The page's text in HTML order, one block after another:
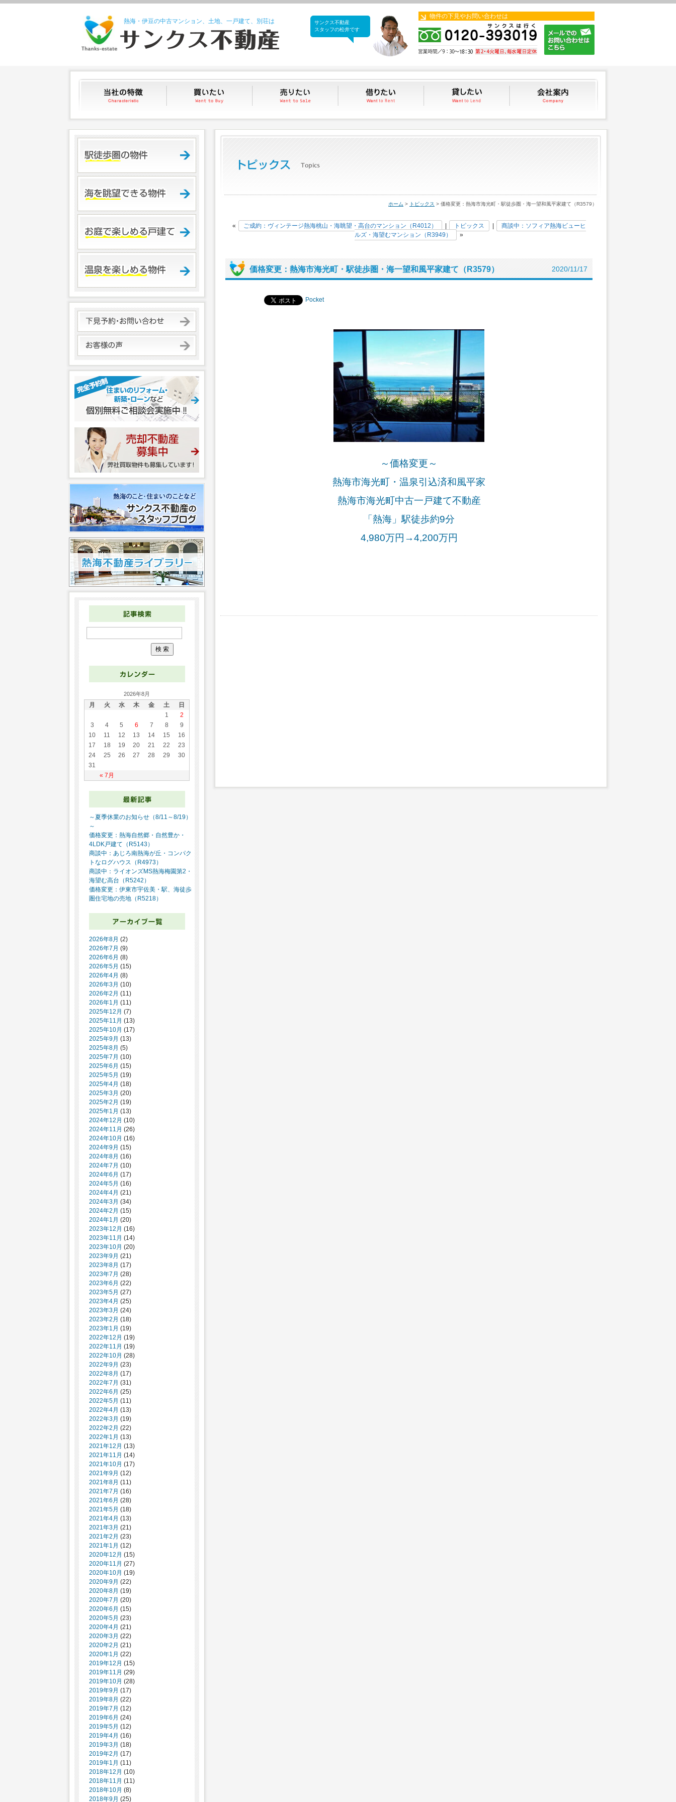
熱海・伊豆の中古マンション、土地、一戸建て、別荘は
サンクス不動産
サンクス不動産
スタッフの松井です
物件の下見やお問い合わせは
当社の特徴 買いたい 売りたい 借りたい 貸したい
ホーム > トピックス > 価格変更：熱海市海光町・駅徒歩圏・海一望和風平家建て（R3579）
« ご成約：ヴィンテージ熱海桃山・海眺望・高台のマンション（R4012） トピックス
商談中：ソフィア熱海ビューヒ
ルズ・海望むマンション（R3949）
»
価格変更：熱海市海光町・駅徒歩圏・海一望和風平家建て（R3579） 2020/11/17
Pocket
～価格変更～
熱海市海光町・温泉引込済和風平家
熱海市海光町中古一戸建て不動産
「熱海」駅徒歩約9分
4,980万円→4,200万円
2026年8月
月 火 水 木 金 土 日
« 7月
1
2
3
4 5 6 7 8
9
10
11 12 13 14 15
16
17
18 19 20 21 22
23
24
25 26 27 28 29
30
31
～夏季休業のお知らせ（8/11～8/19）
～
価格変更：熱海自然郷・自然豊か・
4LDK戸建て（R5143）
商談中：あじろ南熱海が丘・コンパク
トなログハウス（R4973）
商談中：ライオンズMS熱海梅園第2・
海望む高台（R5242）
価格変更：伊東市宇佐美・駅、海徒歩
圏住宅地の売地（R5218）
2026年8月 (2)
2026年7月 (9)
2026年6月 (8)
2026年5月 (15)
2026年4月 (8)
2026年3月 (10)
2026年2月 (11)
2026年1月 (11)
2025年12月 (7)
2025年11月 (13)
2025年10月 (17)
2025年9月 (13)
2025年8月 (5)
2025年7月 (10)
2025年6月 (15)
2025年5月 (19)
2025年4月 (18)
2025年3月 (20)
2025年2月 (19)
2025年1月 (13)
2024年12月 (10)
2024年11月 (26)
2024年10月 (16)
2024年9月 (15)
2024年8月 (16)
2024年7月 (10)
2024年6月 (17)
2024年5月 (16)
2024年4月 (21)
2024年3月 (34)
2024年2月 (15)
2024年1月 (20)
2023年12月 (16)
2023年11月 (14)
2023年10月 (20)
2023年9月 (21)
2023年8月 (17)
2023年7月 (28)
2023年6月 (22)
2023年5月 (27)
2023年4月 (25)
2023年3月 (24)
2023年2月 (18)
2023年1月 (19)
2022年12月 (19)
2022年11月 (19)
2022年10月 (28)
2022年9月 (23)
2022年8月 (17)
2022年7月 (31)
2022年6月 (25)
2022年5月 (11)
2022年4月 (13)
2022年3月 (19)
2022年2月 (22)
2022年1月 (13)
2021年12月 (13)
2021年11月 (14)
2021年10月 (17)
2021年9月 (12)
2021年8月 (11)
2021年7月 (16)
2021年6月 (28)
2021年5月 (18)
2021年4月 (13)
2021年3月 (21)
2021年2月 (23)
2021年1月 (12)
2020年12月 (15)
2020年11月 (27)
2020年10月 (19)
2020年9月 (22)
2020年8月 (19)
2020年7月 (20)
2020年6月 (15)
2020年5月 (23)
2020年4月 (21)
2020年3月 (22)
2020年2月 (21)
2020年1月 (22)
2019年12月 (15)
2019年11月 (29)
2019年10月 (28)
2019年9月 (17)
2019年8月 (22)
2019年7月 (12)
2019年6月 (24)
2019年5月 (12)
2019年4月 (16)
2019年3月 (18)
2019年2月 (17)
2019年1月 (11)
2018年12月 (10)
2018年11月 (11)
2018年10月 (8)
2018年9月 (25)